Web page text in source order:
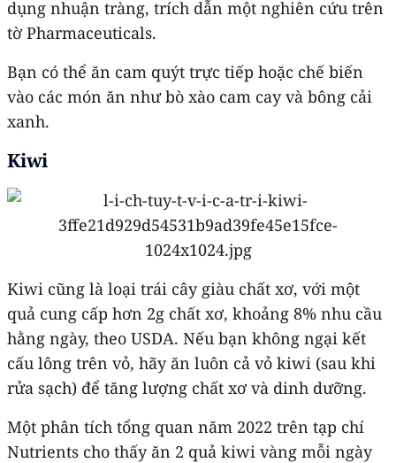
dụng nhuận tràng, trích dẫn một nghiên cứu trên
tờ Pharmaceuticals.
Bạn có thể ăn cam quýt trực tiếp hoặc chế biến
vào các món ăn như bò xào cam cay và bông cải
xanh.
Kiwi
Kiwi cũng là loại trái cây giàu chất xơ, với một
quả cung cấp hơn 2g chất xơ, khoảng 8% nhu cầu
hằng ngày, theo USDA. Nếu bạn không ngại kết
cấu lông trên vỏ, hãy ăn luôn cả vỏ kiwi (sau khi
rửa sạch) để tăng lượng chất xơ và dinh dưỡng.
Một phân tích tổng quan năm 2022 trên tạp chí
Nutrients cho thấy ăn 2 quả kiwi vàng mỗi ngày